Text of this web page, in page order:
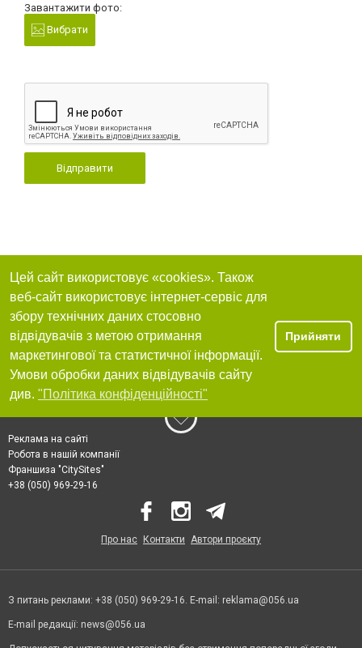
Завантажити фото:
Вибрати
Відправити
Цей сайт використовує «cookies». Також
веб-сайт використовує інтернет-сервіс для
збору технічних даних стосовно
відвідувачів з метою отримання
маркетингової та статистичної інформації.
Умови обробки даних відвідувачів сайту
див. "Політика конфіденційності"
Прийняти
Реклама на сайті
Робота в нашій компанії
Франшиза "CitySites"
+38 (050) 969-29-16
Про нас Контакти Автори проєкту
З питань реклами: +38 (050) 969-29-16. E-mail: reklama@056.ua
E-mail редакції: news@056.ua